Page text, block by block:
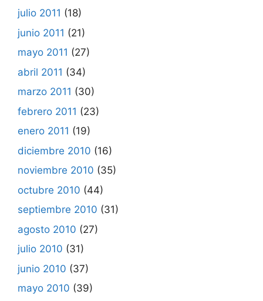
julio 2011 (18)
junio 2011 (21)
mayo 2011 (27)
abril 2011 (34)
marzo 2011 (30)
febrero 2011 (23)
enero 2011 (19)
diciembre 2010 (16)
noviembre 2010 (35)
octubre 2010 (44)
septiembre 2010 (31)
agosto 2010 (27)
julio 2010 (31)
junio 2010 (37)
mayo 2010 (39)